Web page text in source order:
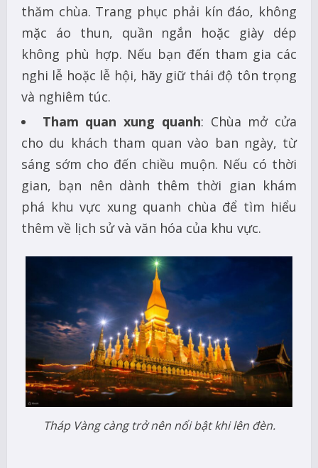
thăm chùa. Trang phục phải kín đáo, không
mặc áo thun, quần ngắn hoặc giày dép
không phù hợp. Nếu bạn đến tham gia các
nghi lễ hoặc lễ hội, hãy giữ thái độ tôn trọng
và nghiêm túc.
Tham quan xung quanh: Chùa mở cửa
cho du khách tham quan vào ban ngày, từ
sáng sớm cho đến chiều muộn. Nếu có thời
gian, bạn nên dành thêm thời gian khám
phá khu vực xung quanh chùa để tìm hiểu
thêm về lịch sử và văn hóa của khu vực.
Tháp Vàng càng trở nên nổi bật khi lên đèn.